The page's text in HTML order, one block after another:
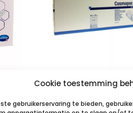
Cookie toestemming
gebruikerservaring te bieden,
10
COSMOPOR E
latexfree